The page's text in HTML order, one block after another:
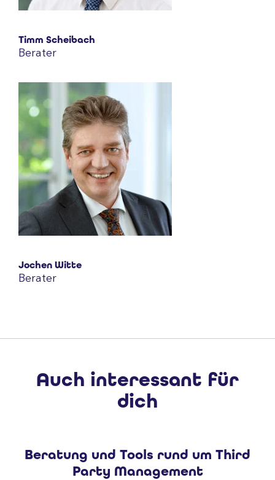
Timm Scheibach
Berater
Jochen Witte
Berater
Auch interessant für
dich
Beratung und Tools rund um Third
Party Management